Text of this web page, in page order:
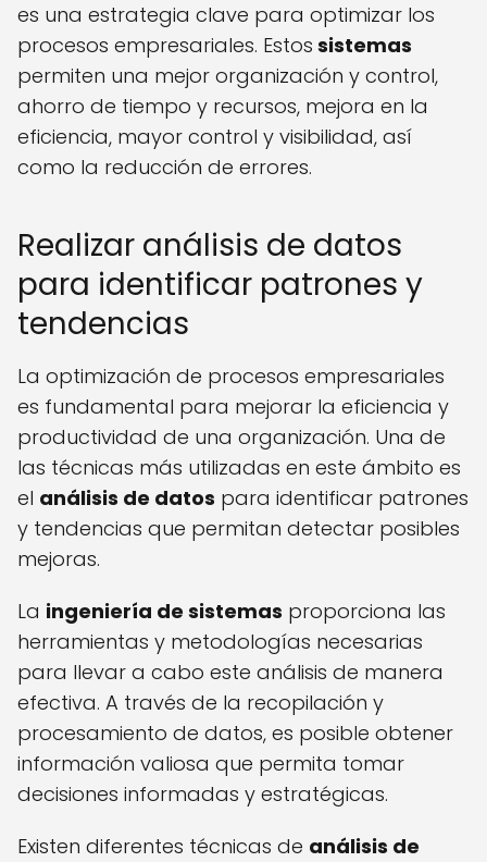
es una estrategia clave para optimizar los
procesos empresariales. Estos sistemas
permiten una mejor organización y control,
ahorro de tiempo y recursos, mejora en la
eficiencia, mayor control y visibilidad, así
como la reducción de errores.
Realizar análisis de datos
para identificar patrones y
tendencias
La optimización de procesos empresariales
es fundamental para mejorar la eficiencia y
productividad de una organización. Una de
las técnicas más utilizadas en este ámbito es
el análisis de datos para identificar patrones
y tendencias que permitan detectar posibles
mejoras.
La ingeniería de sistemas proporciona las
herramientas y metodologías necesarias
para llevar a cabo este análisis de manera
efectiva. A través de la recopilación y
procesamiento de datos, es posible obtener
información valiosa que permita tomar
decisiones informadas y estratégicas.
Existen diferentes técnicas de análisis de